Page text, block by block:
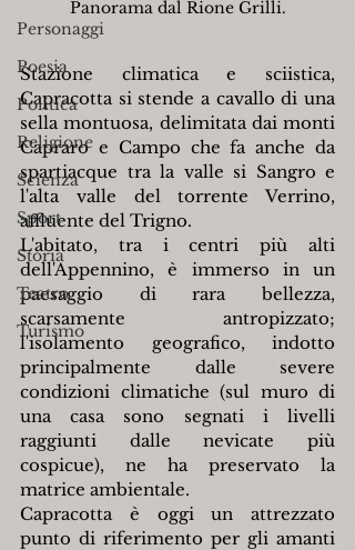
Personaggi
Poesia
Politica
Religione
Scienza
Sport
Storia
Teatro
Turismo
Panorama dal Rione Grilli.
Stazione climatica e sciistica,
Capracotta si stende a cavallo di una
sella montuosa, delimitata dai monti
Capraro e Campo che fa anche da
spartiacque tra la valle si Sangro e
l'alta valle del torrente Verrino,
affluente del Trigno.
L'abitato, tra i centri più alti
dell'Appennino, è immerso in un
paesaggio di rara bellezza,
scarsamente antropizzato;
l'isolamento geografico, indotto
principalmente dalle severe
condizioni climatiche (sul muro di
una casa sono segnati i livelli
raggiunti dalle nevicate più
cospicue), ne ha preservato la
matrice ambientale.
Capracotta è oggi un attrezzato
punto di riferimento per gli amanti